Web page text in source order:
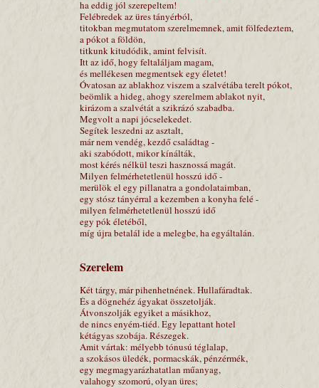
ha eddig jól szerepeltem!
Felébredek az üres tányérból,
titokban megmutatom szerelmemnek, amit fölfedeztem,
a pókot a földön,
titkunk kitudódik, amint felvisít.
Itt az idő, hogy feltaláljam magam,
és mellékesen megmentsek egy életet!
Óvatosan az ablakhoz viszem a szalvétába terelt pókot,
beömlik a hideg, ahogy szerelmem ablakot nyit,
kirázom a szalvétát a szikrázó szabadba.
Megvolt a napi jócselekedet.
Segítek leszedni az asztalt,
már nem vendég, kezdő családtag -
aki szabódott, mikor kínálták,
most kérés nélkül teszi hasznossá magát.
Milyen felmérhetetlenül hosszú idő -
merülök el egy pillanatra a gondolataimban,
egy stósz tányérral a kezemben a konyha felé -
milyen felmérhetetlenül hosszú idő
egy pók életéből,
míg újra betalál ide a melegbe, ha egyáltalán.
Szerelem
Két tárgy, már pihenhetnének. Hullafáradtak.
És a dögnehéz ágyakat összetolják.
Átvonszolják egyiket a másikhoz,
de nincs enyém-tiéd. Egy lepattant hotel
kétágyas szobája. Részegek.
Amit vártak: mélyebb tónusú téglalap,
a szokásos üledék, pormacskák, pénzérmék,
egy megmagyarázhatatlan műanyag,
valahogy szomorú, olyan üres;